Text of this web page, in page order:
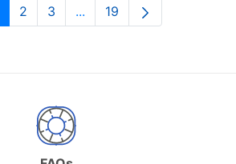
Page
2 Page
3 ...Intermediate Pages Use
Page
19